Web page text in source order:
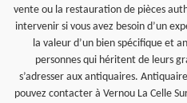
vente ou la restauration de pièces
intervenir si vous avez besoin d’un
la valeur d’un bien spécifique et
personnes qui héritent de leurs
s’adresser aux antiquaires.
pouvez contacter à Vernou La Celle